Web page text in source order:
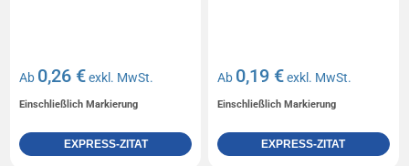
Ab 0,26 €exkl. MwSt.
Einschließlich Markierung
EXPRESS-ZITAT
Ab 0,19 €exkl. MwSt.
Einschließlich Markierung
EXPRESS-ZITAT